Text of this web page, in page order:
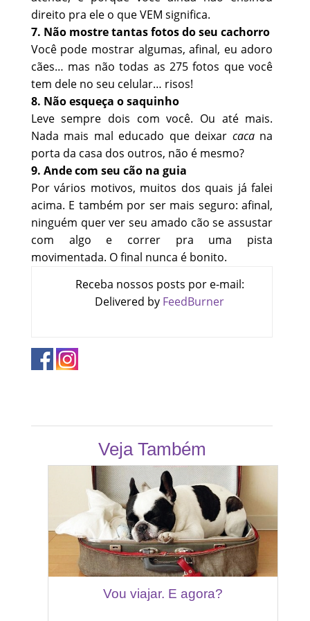
direito pra ele o que VEM significa.
7. Não mostre tantas fotos do seu cachorro
Você pode mostrar algumas, afinal, eu adoro
cães… mas não todas as 275 fotos que você
tem dele no seu celular… risos!
8. Não esqueça o saquinho
Leve sempre dois com você. Ou até mais.
Nada mais mal educado que deixar cacana
porta da casa dos outros, não é mesmo?
9. Ande com seu cão na guia
Por vários motivos, muitos dos quais já falei
acima. E também por ser mais seguro: afinal,
ninguém quer ver seu amado cão se assustar
com algo e correr pra uma pista
movimentada. O final nunca é bonito.
Receba nossos posts por e-mail:
Delivered by FeedBurner
Veja Também
Vou viajar. E agora?